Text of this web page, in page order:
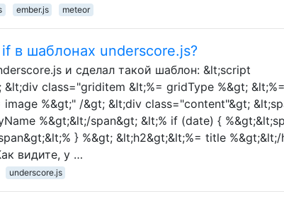
ember.js meteor
в шаблонах underscore.js?
и сделал такой шаблон: &lt;script
class="griditem &lt;%= gridType %&gt; &lt;%=
%&gt;" /&gt; &lt;div class="content"&gt;
%&gt;&lt;/span&gt; &lt;% if (date) {
} %&gt; &lt;h2&gt;&lt;%= title
видите, у …
underscore.js